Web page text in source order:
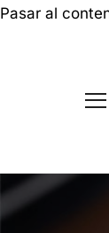
Pasar al